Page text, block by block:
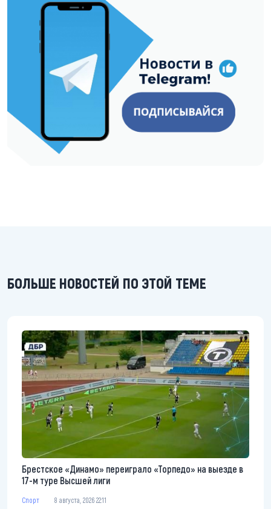
БОЛЬШЕ НОВОСТЕЙ ПО ЭТОЙ ТЕМЕ
Брестское «Динамо» переиграло «Торпедо» на выезде в
17-м туре Высшей лиги
Спорт 8 августа, 2026 22:11